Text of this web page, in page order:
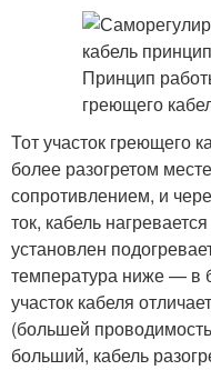
Тот участок греющего
более разогретом
сопротивлением, и
ток, кабель
установлен
температура ниже — в
участок кабеля
(большей
больший, кабель